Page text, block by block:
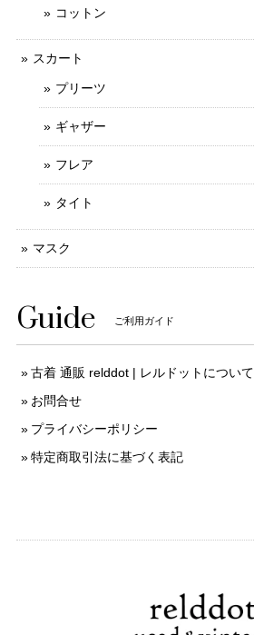
コットン
スカート
プリーツ
ギャザー
フレア
タイト
マスク
Guide ご利用ガイド
古着 通販 relddot | レルドットについて
お問合せ
プライバシーポリシー
特定商取引法に基づく表記